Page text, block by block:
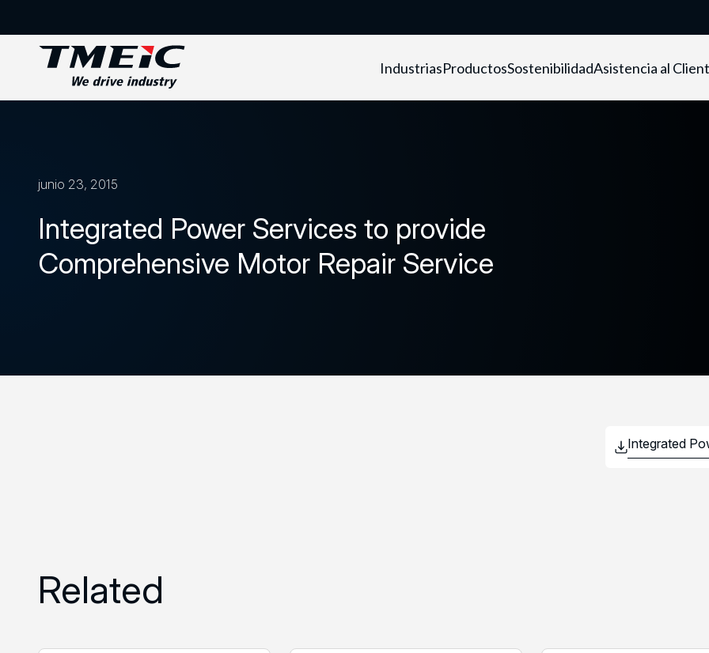
IndustriasProductosSostenibilidadAsistencia al
junio 23, 2015
Integrated Power Services to provide
Comprehensive Motor Repair Service
Related